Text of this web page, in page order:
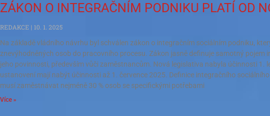
ZÁKON O INTEGRAČNÍM PODNIKU PLATÍ OD
REDAKCE
10. 1. 2025
Na základě vládního návrhu byl schválen zákon o integračním sociálním podniku,
znevýhodněných osob do pracovního procesu. Zákon jasně definuje samotný pojem
jeho povinnosti, především vůči zaměstnancům. Nová legislativa nabyla účinnosti 1.
ustanovení mají nabýt účinnosti až 1. července 2025. Definice integračního
musí zaměstnávat nejméně 30 % osob se specifickými potřebami
Více »